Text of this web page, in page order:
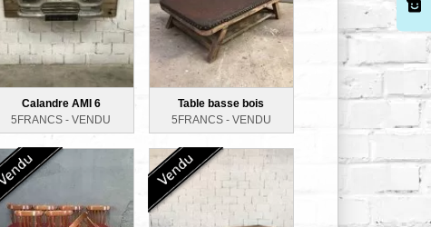
Calandre AMI 6
5FRANCS -VENDU
Table basse bois
5FRANCS - VENDU